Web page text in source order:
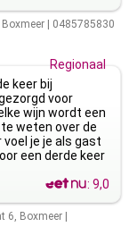
Boxmeer 0485785830
Regionaal
keer bij
voor
wijn wordt een
weten over de
je je als gast
een derde keer
:9,0
6, Boxmeer